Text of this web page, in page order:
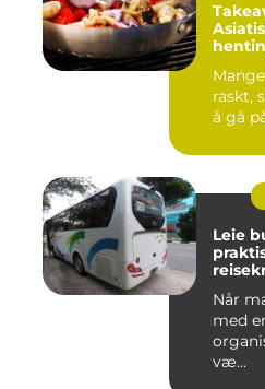
raskt,
å gå
Leie
Når
med
væ...